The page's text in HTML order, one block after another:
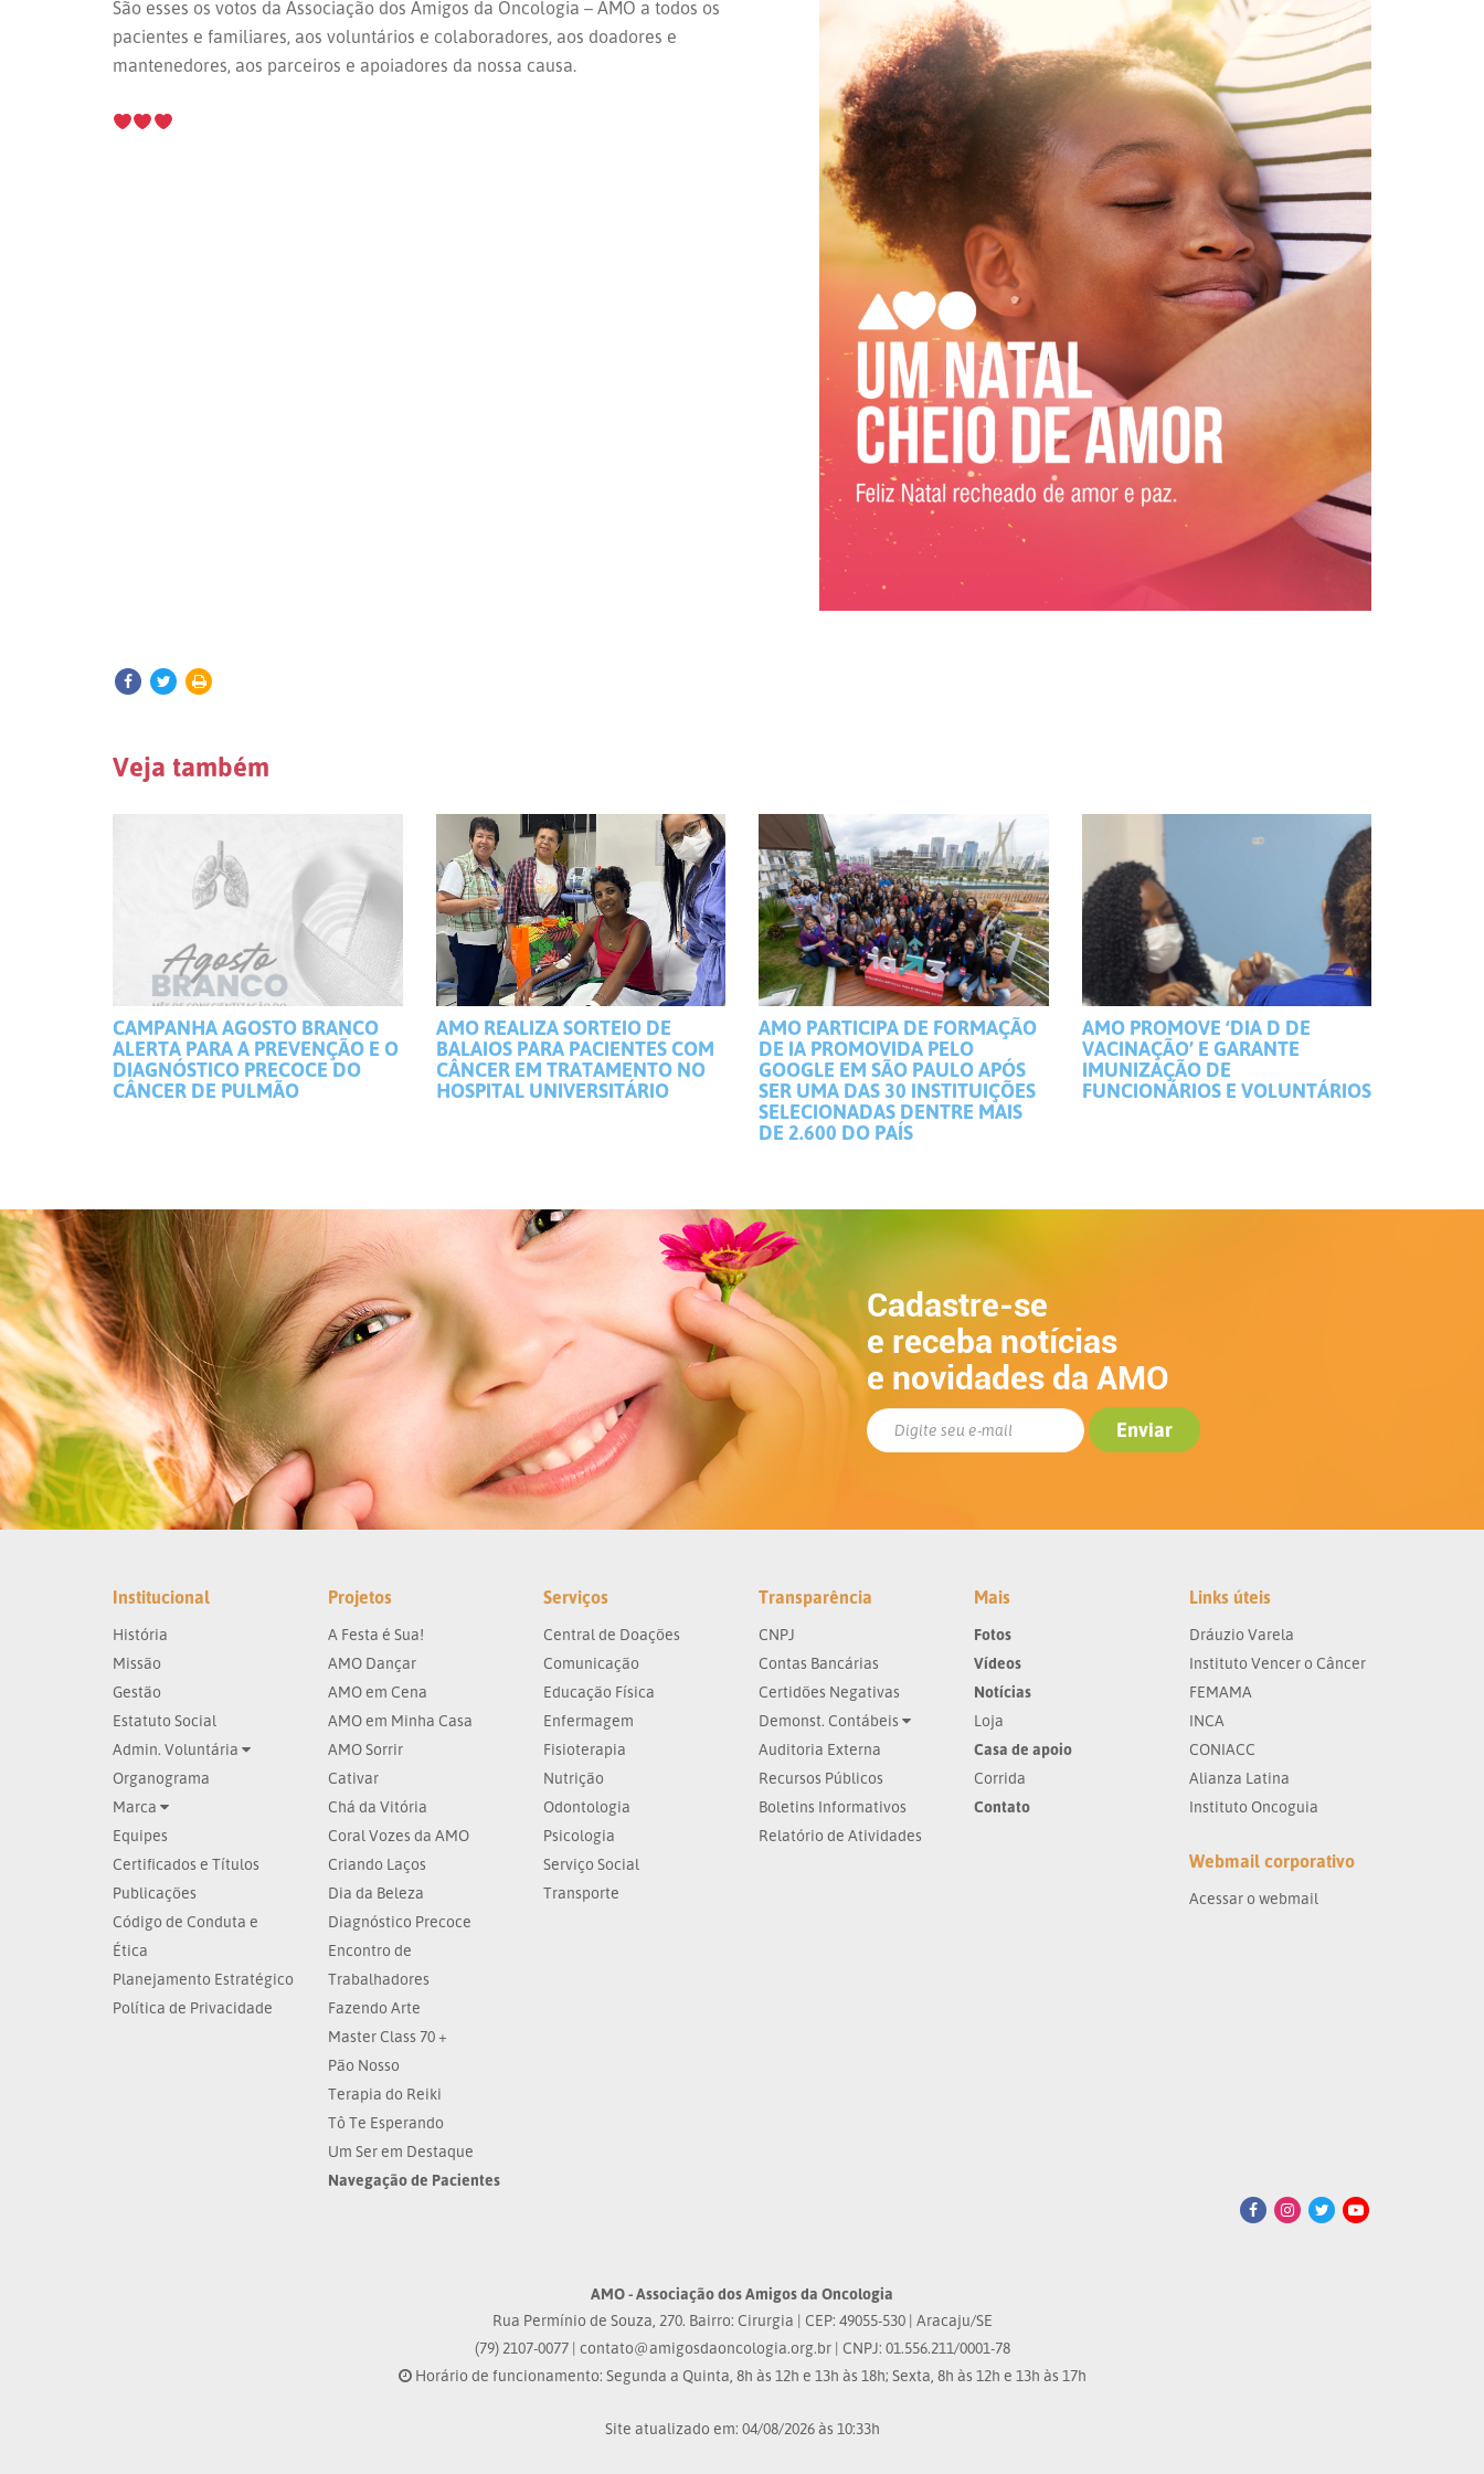
São esses os votos da Associação dos Amigos da Oncologia – AMO a todos os
pacientes e familiares, aos voluntários e colaboradores, aos doadores e
mantenedores, aos parceiros e apoiadores da nossa causa.
Veja também
CAMPANHA AGOSTO BRANCO
ALERTA PARA A PREVENÇÃO E O
DIAGNÓSTICO PRECOCE DO
CÂNCER DE PULMÃO
AMO REALIZA SORTEIO DE
BALAIOS PARA PACIENTES COM
CÂNCER EM TRATAMENTO NO
HOSPITAL UNIVERSITÁRIO
AMO PARTICIPA DE FORMAÇÃO
DE IA PROMOVIDA PELO
GOOGLE EM SÃO PAULO APÓS
SER UMA DAS 30 INSTITUIÇÕES
SELECIONADAS DENTRE MAIS
DE 2.600 DO PAÍS
AMO PROMOVE ‘DIA D DE
VACINAÇÃO’ E GARANTE
IMUNIZAÇÃO DE
FUNCIONÁRIOS E VOLUNTÁRIOS
Cadastre-se
e receba notícias
e novidades da AMO
Institucional
História
Missão
Gestão
Estatuto Social
Admin. Voluntária
Organograma
Marca
Equipes
Certificados e Títulos
Publicações
Código de Conduta e
Ética
Planejamento Estratégico
Política de Privacidade
Projetos
A Festa é Sua!
AMO Dançar
AMO em Cena
AMO em Minha Casa
AMO Sorrir
Cativar
Chá da Vitória
Coral Vozes da AMO
Criando Laços
Dia da Beleza
Diagnóstico Precoce
Encontro de
Trabalhadores
Fazendo Arte
Master Class 70 +
Pão Nosso
Terapia do Reiki
Tô Te Esperando
Um Ser em Destaque
Navegação de Pacientes
Serviços
Central de Doações
Comunicação
Educação Física
Enfermagem
Fisioterapia
Nutrição
Odontologia
Psicologia
Serviço Social
Transporte
Transparência
CNPJ
Contas Bancárias
Certidões Negativas
Demonst. Contábeis
Auditoria Externa
Recursos Públicos
Boletins Informativos
Relatório de Atividades
Mais
Fotos
Vídeos
Notícias
Loja
Casa de apoio
Corrida
Contato
Links úteis
Dráuzio Varela
Instituto Vencer o Câncer
FEMAMA
INCA
CONIACC
Alianza Latina
Instituto Oncoguia
Webmail corporativo
Acessar o webmail
AMO - Associação dos Amigos da Oncologia
Rua Permínio de Souza, 270. Bairro: Cirurgia | CEP: 49055-530 | Aracaju/SE
(79) 2107-0077 | contato@amigosdaoncologia.org.br| CNPJ: 01.556.211/0001-78
Horário de funcionamento: Segunda a Quinta, 8h às 12h e 13h às 18h; Sexta, 8h às 12h e 13h às 17h
Site atualizado em: 04/08/2026 às 10:33h